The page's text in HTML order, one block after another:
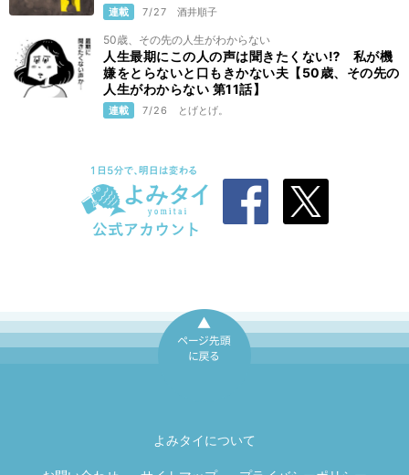
連載 7/27 酒井順子
50歳、その先の人生がわからない
人生最期にこの人の声は聞きたくない⁉ 私が機
嫌をとらないと口もきかない夫【50歳、その先の
人生がわからない 第11話】
連載 7/26 とげとげ。
よみタイについて